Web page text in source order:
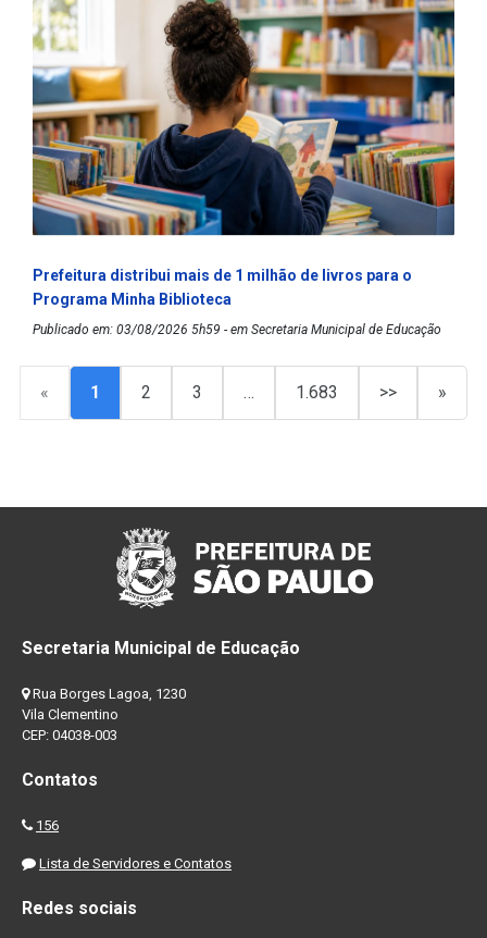
Prefeitura distribui mais de 1 milhão de livros para o
Programa Minha Biblioteca
Publicado em: 03/08/2026 5h59 - em Secretaria Municipal de Educação
« 1 2 3 … 1.683 >> »
Secretaria Municipal de Educação
Rua Borges Lagoa, 1230
Vila Clementino
CEP: 04038-003
Contatos
156
Lista de Servidores e Contatos
Redes sociais